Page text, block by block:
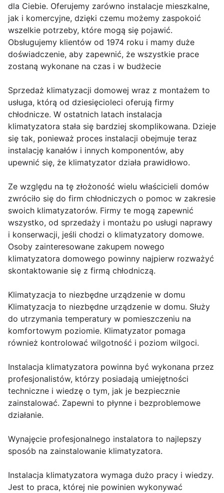
dla Ciebie. Oferujemy zarówno instalacje mieszkalne,
jak i komercyjne, dzięki czemu możemy zaspokoić
wszelkie potrzeby, które mogą się pojawić.
Obsługujemy klientów od 1974 roku i mamy duże
doświadczenie, aby zapewnić, że wszystkie prace
zostaną wykonane na czas i w budżecie
Sprzedaż klimatyzacji domowej wraz z montażem to
usługa, którą od dziesięcioleci oferują firmy
chłodnicze. W ostatnich latach instalacja
klimatyzatora stała się bardziej skomplikowana. Dzieje
się tak, ponieważ proces instalacji obejmuje teraz
instalację kanałów i innych komponentów, aby
upewnić się, że klimatyzator działa prawidłowo.
Ze względu na tę złożoność wielu właścicieli domów
zwróciło się do firm chłodniczych o pomoc w zakresie
swoich klimatyzatorów. Firmy te mogą zapewnić
wszystko, od sprzedaży i montażu po usługi naprawy
i konserwacji, jeśli chodzi o klimatyzatory domowe.
Osoby zainteresowane zakupem nowego
klimatyzatora domowego powinny najpierw rozważyć
skontaktowanie się z firmą chłodniczą.
Klimatyzacja to niezbędne urządzenie w domu
Klimatyzacja to niezbędne urządzenie w domu. Służy
do utrzymania temperatury w pomieszczeniu na
komfortowym poziomie. Klimatyzator pomaga
również kontrolować wilgotność i poziom wilgoci.
Instalacja klimatyzatora powinna być wykonana przez
profesjonalistów, którzy posiadają umiejętności
techniczne i wiedzę o tym, jak je bezpiecznie
zainstalować. Zapewni to płynne i bezproblemowe
działanie.
Wynajęcie profesjonalnego instalatora to najlepszy
sposób na zainstalowanie klimatyzatora.
Instalacja klimatyzatora wymaga dużo pracy i wiedzy.
Jest to praca, której nie powinien wykonywać